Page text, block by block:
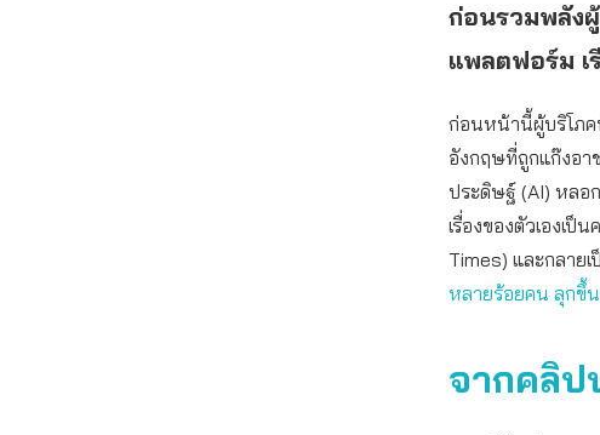
ก่อนรวมพลัง
แพลตฟอร์ม เ
ก่อนหน้านี้ผู้บริโภค
อังกฤษที่ถูกแก๊งอา
ประดิษฐ์ (AI) หลอ
เรื่องของตัวเองเ
Times) และกลาย
หลายร้อยคน ลุกขึ้
จากคลิป